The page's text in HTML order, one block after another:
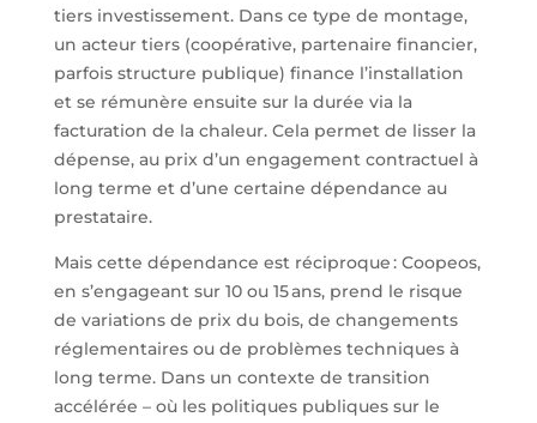
tiers investissement. Dans ce type de montage,
un acteur tiers (coopérative, partenaire financier,
parfois structure publique) finance l’installation
et se rémunère ensuite sur la durée via la
facturation de la chaleur. Cela permet de lisser la
dépense, au prix d’un engagement contractuel à
long terme et d’une certaine dépendance au
prestataire.
Mais cette dépendance est réciproque : Coopeos,
en s’engageant sur 10 ou 15 ans, prend le risque
de variations de prix du bois, de changements
réglementaires ou de problèmes techniques à
long terme. Dans un contexte de transition
accélérée – où les politiques publiques sur le